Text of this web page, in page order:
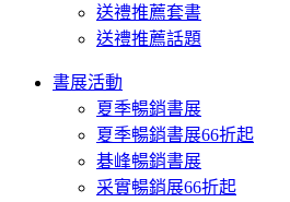
送禮推薦套書
送禮推薦話題
書展活動
夏季暢銷書展
夏季暢銷書展66折起
碁峰暢銷書展
采實暢銷展66折起